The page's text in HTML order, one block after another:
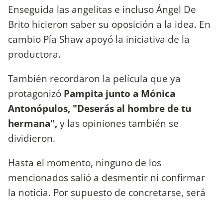
Enseguida las angelitas e incluso Ángel De
Brito hicieron saber su oposición a la idea. En
cambio Pía Shaw apoyó la iniciativa de la
productora.
También recordaron la película que ya
protagonizó Pampita junto a Mónica
Antonópulos, "Deserás al hombre de tu
hermana",y las opiniones también se
dividieron.
Hasta el momento, ninguno de los
mencionados salió a desmentir ni confirmar
la noticia. Por supuesto de concretarse, será